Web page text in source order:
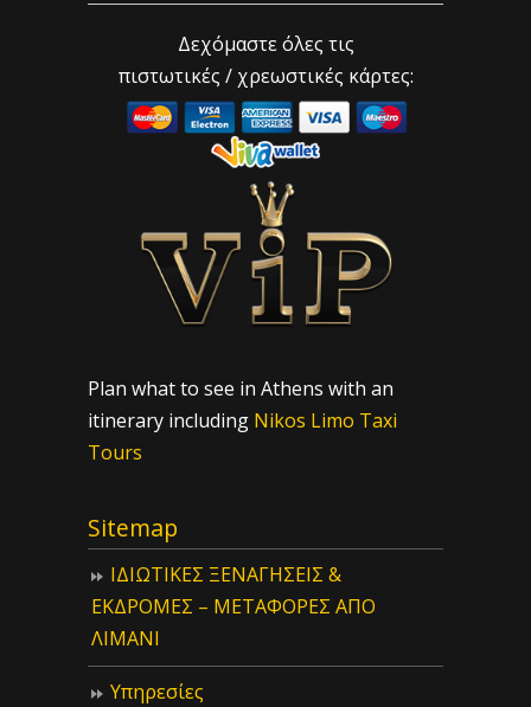
Δεχόμαστε όλες τις
πιστωτικές / χρεωστικές κάρτες:
Plan what to see in Athens with an
itinerary including Nikos Limo Taxi
Tours
Sitemap
ΙΔIΩΤΙΚΕΣ ΞΕΝΑΓΗΣΕΙΣ &
ΕΚΔΡΟΜΕΣ – ΜΕΤΑΦΟΡΕΣ ΑΠΟ
ΛΙΜΑΝΙ
Υπηρεσίες